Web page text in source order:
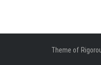
Theme of